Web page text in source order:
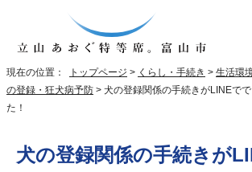
現在の位置： トップページ > くらし・手続き > 生活環
の登録・狂犬病予防 > 犬の登録関係の手続きがLINEで
た！
犬の登録関係の手続きが